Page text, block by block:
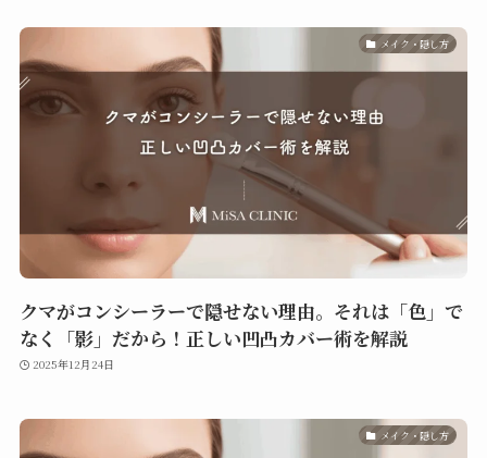
メイク・隠し方
クマがコンシーラーで隠せない理由。それは「色」で
なく「影」だから！正しい凹凸カバー術を解説
2025年12月24日
メイク・隠し方